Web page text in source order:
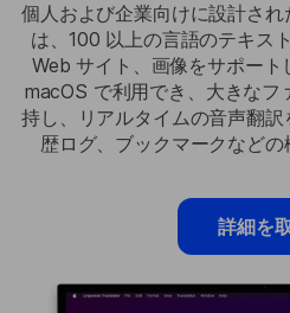
個人および企業向けに設計さ
は、100 以上の言語のテキス
Web サイト、画像をサポー
macOS で利用でき、大きなフ
持し、リアルタイムの音声翻
歴ログ、ブックマークなどの
詳細を